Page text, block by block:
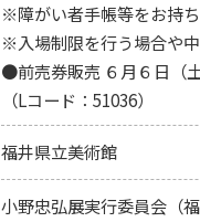
※障がい者手帳等をお持
※入場制限を行う場合や中
●前売券販売 ６月６日（
（Lコード：51036）
福井県立美術館
小野忠弘展実行委員会（